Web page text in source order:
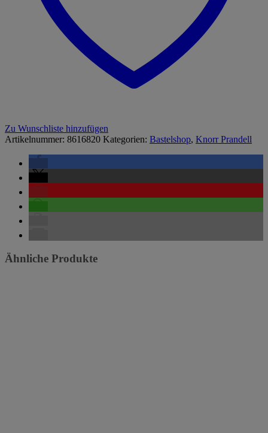
Zu Wunschliste hinzufügen
Artikelnummer: 8616820 Kategorien: Bastelshop, Knorr Prandell
Ähnliche Produkte